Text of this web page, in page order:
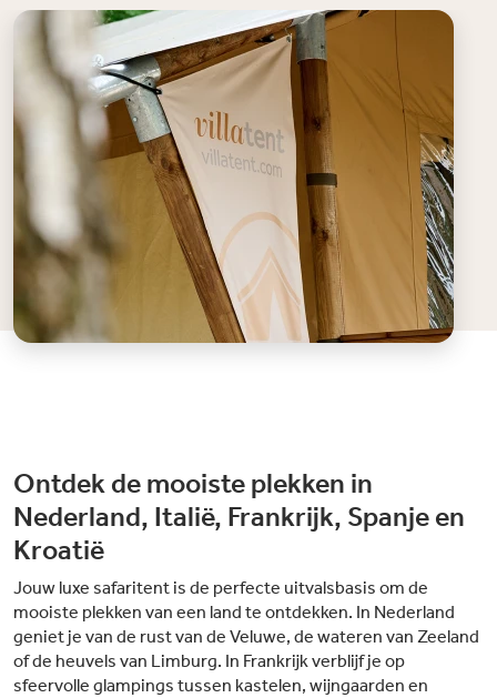
Ontdek de mooiste plekken in
Nederland, Italië, Frankrijk, Spanje en
Kroatië
Jouw luxe safaritent is de perfecte uitvalsbasis om de
mooiste plekken van een land te ontdekken. In Nederland
geniet je van de rust van de Veluwe, de wateren van Zeeland
of de heuvels van Limburg. In Frankrijk verblijf je op
sfeervolle glampings tussen kastelen, wijngaarden en